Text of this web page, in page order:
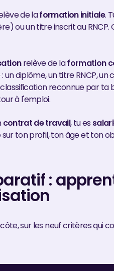
de laformation initiale.
ou un titre inscrit au
relève de laformation
: un diplôme, un titre RNCP,
reconnue par ta
à l'emploi.
contrat de travail, tu es
sur ton profil, ton âge et ton
:
sur les neuf critères qui